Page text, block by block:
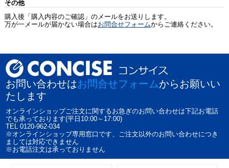
その他
購入後「購入内容のご確認」のメールをお送りします。
万が一メールが届かない場合はお問合せフォームからご連絡ください。
お問い合わせはお問合せフォームからお願いい
たします
オンラインショップご注文に関するお急ぎのお問い合わせは下記お電話
でも承っております(平日10:00～17:00)
TEL 0120-962-034
※オンラインショップ専用窓口です、ご注文以外のお問い合わせにつき
ましては対応できません
※お電話注文は承っておりません